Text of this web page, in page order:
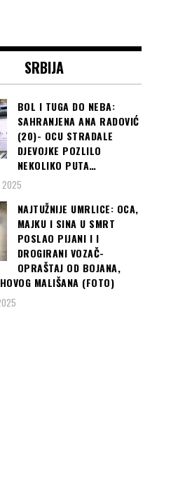
SRBIJA
BOL I TUGA DO NEBA:
SAHRANJENA ANA RADOVIĆ
(20)- OCU STRADALE
DJEVOJKE POZLILO
NEKOLIKO PUTA…
2025
NAJTUŽNIJE UMRLICE: OCA,
MAJKU I SINA U SMRT
POSLAO PIJANI I I
DROGIRANI VOZAČ-
OPRAŠTAJ OD BOJANA,
MALIŠANA (FOTO)